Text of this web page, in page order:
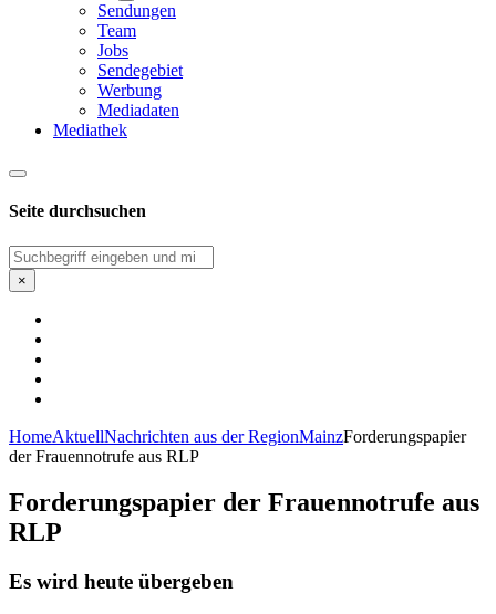
Sendungen
Team
Jobs
Sendegebiet
Werbung
Mediadaten
Mediathek
Seite durchsuchen
Suchen
×
HomeAktuellNachrichten aus der RegionMainzForderungspapier
der Frauennotrufe aus RLP
Forderungspapier der Frauennotrufe aus
RLP
Es wird heute übergeben